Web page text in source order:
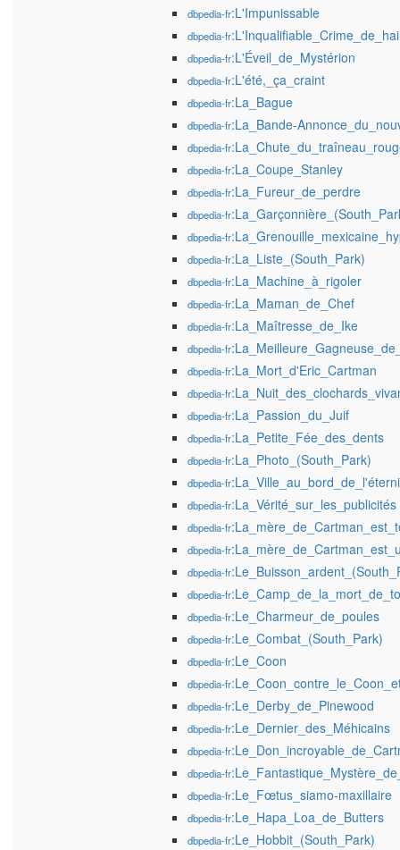
dbpedia-fr:L'Impunissable
dbpedia-fr
dbpedia-fr:L'Éveil_de_Mystérion
dbpedia-fr:L'été,_ça_craint
dbpedia-fr:La_Bague
dbpedia-fr:La_Bande-
dbpedia-fr
dbpedia-fr:La_Coupe_Stanley
dbpedia-fr:La_Fureur_de_perdre
dbpedia-fr
dbpedia-fr
dbpedia-fr:La_Liste_(South_Park)
dbpedia-fr:La_Machine_à_rigoler
dbpedia-fr:La_Maman_de_Chef
dbpedia-fr:La_Maîtresse_de_Ike
dbpedia-fr
dbpedia-fr:La_Mort_d'Eric_Cartman
dbpedia-fr
dbpedia-fr:La_Passion_du_Juif
dbpedia-fr:La_Petite_Fée_des_dents
dbpedia-fr:La_Photo_(South_Park)
dbpedia-fr
dbpedia-fr:La_Vérité_sur_les_publicités
dbpedia-fr
dbpedia-fr
dbpedia-fr
dbpedia-fr
dbpedia-fr:Le_Charmeur_de_poules
dbpedia-fr:Le_Combat_(South_Park)
dbpedia-fr:Le_Coon
dbpedia-fr
dbpedia-fr:Le_Derby_de_Pinewood
dbpedia-fr:Le_Dernier_des_Méhicains
dbpedia-fr
dbpedia-fr
dbpedia-fr:Le_Fœtus_siamo-maxillaire
dbpedia-fr:Le_Hapa_Loa_de_Butters
dbpedia-fr:Le_Hobbit_(South_Park)